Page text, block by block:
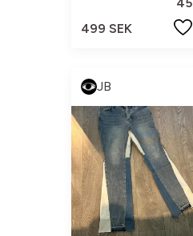
499 SEK
JB